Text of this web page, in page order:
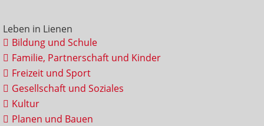
Leben in Lienen
Bildung und Schule
Familie, Partnerschaft und Kinder
Freizeit und Sport
Gesellschaft und Soziales
Kultur
Planen und Bauen